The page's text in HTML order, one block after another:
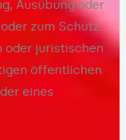
Ausübung oder
zum Schutz
oder juristischen
öffentlichen
eines